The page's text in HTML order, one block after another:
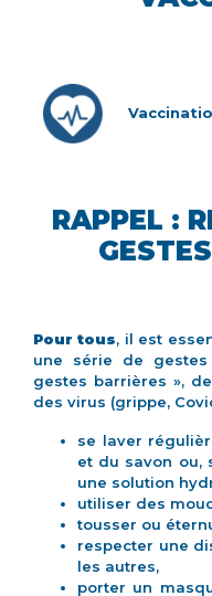
RAPPEL :
Pour tous, il est
une série de gestes
gestes barrières »,
des virus (grippe,
se laver
et du savon ou,
une solution
utiliser des
tousser ou
respecter une
les autres,
porter un